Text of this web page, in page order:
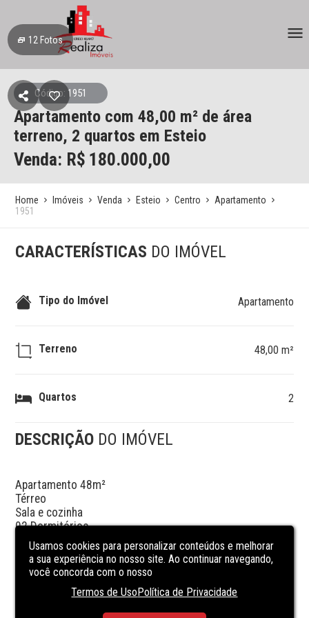
12 Fotos
Código: 1951
Apartamento com 48,00 m² de área
terreno, 2 quartos em Esteio
Venda: R$ 180.000,00
Home Imóveis Venda Esteio Centro
Apartamento
1951
CARACTERÍSTICAS DO IMÓVEL
Tipo do Imóvel Apartamento
Terreno 48,00 m²
Quartos 2
DESCRIÇÃO DO IMÓVEL
Apartamento 48m²
Térreo
Sala e cozinha
02 Dormitórios
01 Banheiro
Piso porcelanato e laminado nos dormitórios
Área de serviço
Salão de festa e churrasqueira
Usamos cookies para personalizar conteúdos e melhorar
a sua experiência no nosso site. Ao continuar navegando,
você concorda com o nosso
Termos de UsoPolítica de Privacidade